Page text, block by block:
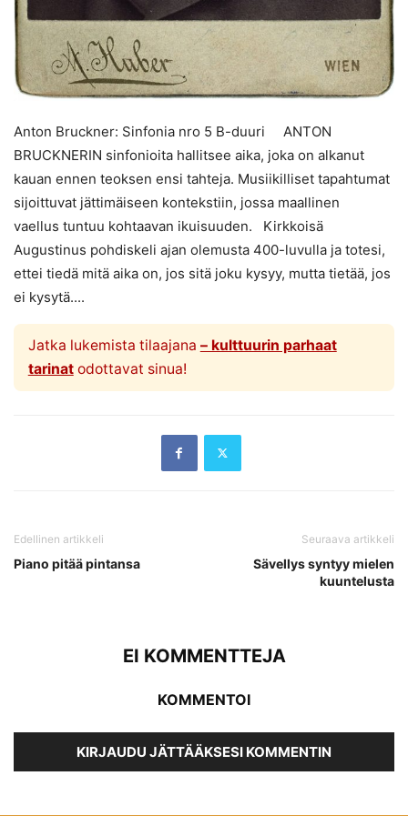
Anton Bruckner: Sinfonia nro 5 B-duuri ANTON
BRUCKNERIN sinfonioita hallitsee aika, joka on alkanut
kauan ennen teoksen ensi tahteja. Musiikilliset tapahtumat
sijoittuvat jättimäiseen kontekstiin, jossa maallinen
vaellus tuntuu kohtaavan ikuisuuden. Kirkkoisä
Augustinus pohdiskeli ajan olemusta 400-luvulla ja totesi,
ettei tiedä mitä aika on, jos sitä joku kysyy, mutta tietää, jos
ei kysytä....
Jatka lukemista tilaajana – kulttuurin parhaat
tarinatodottavat sinua!
Edellinen artikkeli
Piano pitää pintansa
Seuraava artikkeli
Sävellys syntyy mielen
kuuntelusta
EI KOMMENTTEJA
KOMMENTOI
KIRJAUDU JÄTTÄÄKSESI KOMMENTIN